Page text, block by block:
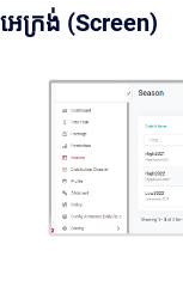
អេក្រង់ (Screen)